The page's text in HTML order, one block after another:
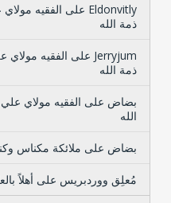
Eldonvitly على الفقيه
ذمة الله
Jerryjum على الفقيه
ذمة الله
بضاض على الفقيه مولاي
الله
بضاض على ملائكة مكناس
مُعلِق ووردبريس على أهلاً